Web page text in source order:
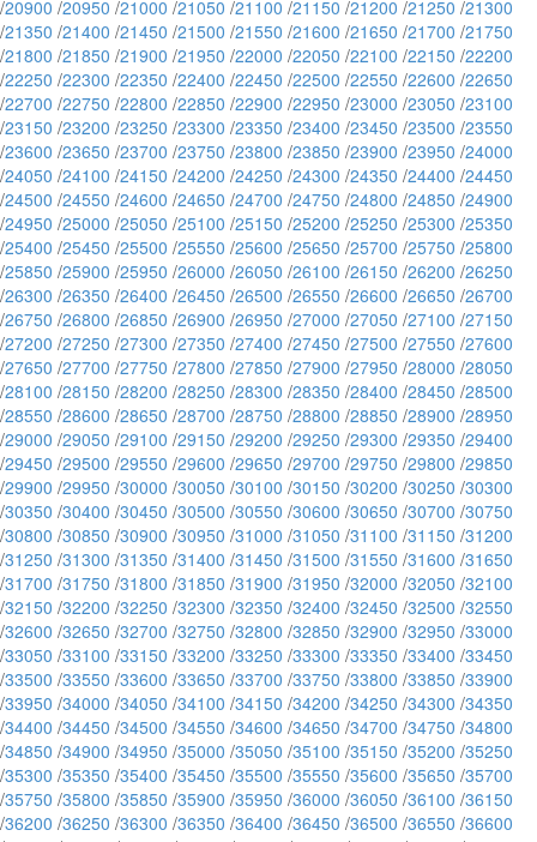
/20900 /20950 /21000 /21050 /21100 /21150 /21200 /21250 /21300
/21350 /21400 /21450 /21500 /21550 /21600 /21650 /21700 /21750
/21800 /21850 /21900 /21950 /22000 /22050 /22100 /22150 /22200
/22250 /22300 /22350 /22400 /22450 /22500 /22550 /22600 /22650
/22700 /22750 /22800 /22850 /22900 /22950 /23000 /23050 /23100
/23150 /23200 /23250 /23300 /23350 /23400 /23450 /23500 /23550
/23600 /23650 /23700 /23750 /23800 /23850 /23900 /23950 /24000
/24050 /24100 /24150 /24200 /24250 /24300 /24350 /24400 /24450
/24500 /24550 /24600 /24650 /24700 /24750 /24800 /24850 /24900
/24950 /25000 /25050 /25100 /25150 /25200 /25250 /25300 /25350
/25400 /25450 /25500 /25550 /25600 /25650 /25700 /25750 /25800
/25850 /25900 /25950 /26000 /26050 /26100 /26150 /26200 /26250
/26300 /26350 /26400 /26450 /26500 /26550 /26600 /26650 /26700
/26750 /26800 /26850 /26900 /26950 /27000 /27050 /27100 /27150
/27200 /27250 /27300 /27350 /27400 /27450 /27500 /27550 /27600
/27650 /27700 /27750 /27800 /27850 /27900 /27950 /28000 /28050
/28100 /28150 /28200 /28250 /28300 /28350 /28400 /28450 /28500
/28550 /28600 /28650 /28700 /28750 /28800 /28850 /28900 /28950
/29000 /29050 /29100 /29150 /29200 /29250 /29300 /29350 /29400
/29450 /29500 /29550 /29600 /29650 /29700 /29750 /29800 /29850
/29900 /29950 /30000 /30050 /30100 /30150 /30200 /30250 /30300
/30350 /30400 /30450 /30500 /30550 /30600 /30650 /30700 /30750
/30800 /30850 /30900 /30950 /31000 /31050 /31100 /31150 /31200
/31250 /31300 /31350 /31400 /31450 /31500 /31550 /31600 /31650
/31700 /31750 /31800 /31850 /31900 /31950 /32000 /32050 /32100
/32150 /32200 /32250 /32300 /32350 /32400 /32450 /32500 /32550
/32600 /32650 /32700 /32750 /32800 /32850 /32900 /32950 /33000
/33050 /33100 /33150 /33200 /33250 /33300 /33350 /33400 /33450
/33500 /33550 /33600 /33650 /33700 /33750 /33800 /33850 /33900
/33950 /34000 /34050 /34100 /34150 /34200 /34250 /34300 /34350
/34400 /34450 /34500 /34550 /34600 /34650 /34700 /34750 /34800
/34850 /34900 /34950 /35000 /35050 /35100 /35150 /35200 /35250
/35300 /35350 /35400 /35450 /35500 /35550 /35600 /35650 /35700
/35750 /35800 /35850 /35900 /35950 /36000 /36050 /36100 /36150
/36200 /36250 /36300 /36350 /36400 /36450 /36500 /36550 /36600